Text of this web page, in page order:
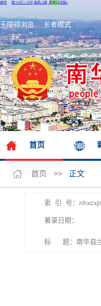
无障碍浏览 长者模式
首页
首页 >> 正文
索 引 号：
著录日期：
标 题：南华县兰